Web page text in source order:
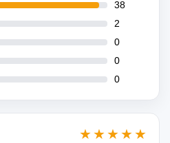
38
2
0
0
0
★★★★★